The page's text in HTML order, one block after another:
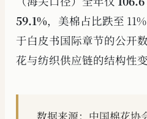
59.1%，美棉占比跌至
于白皮书国际章节的公开
花与纺织供应链的结构性
数据来源：中国棉花协会《2025 中国棉花产